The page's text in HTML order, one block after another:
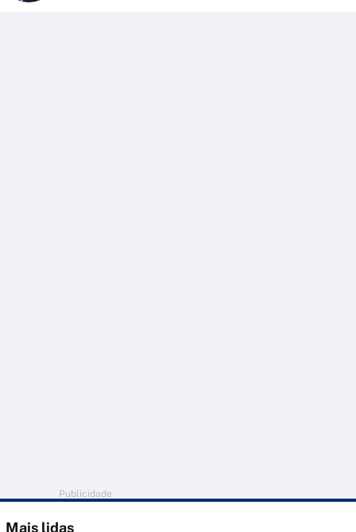
Publicidade
Mais lidas